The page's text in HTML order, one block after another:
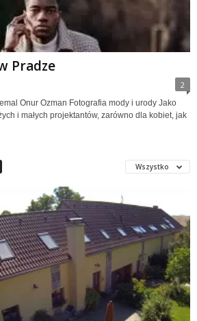
Pradze
2
Onur Ozman Fotografia mody i urody Jako
i małych projektantów, zarówno dla kobiet, jak
Wszystko